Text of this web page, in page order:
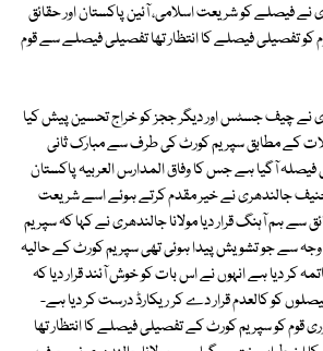
فیصلے کو شریعت اسلامی، آئین پاکستان اور حقائق
کو تفصیلی فیصلے کا انتظار تھا تفصیلی فیصلے سے قوم
نے چیف جسٹس اور دیگر ججز کو خراج تحسین پیش کیا
کے مطابق سپریم کورٹ کی طرف سے مبارک ثانی
آگیا ہے جس کا وفاق المدارس العربیہ پاکستان
جالندھری نے خیر مقدم کرتے ہوئے اسے شریعت
سے ہم آہنگ قرار دیا مولانا جالندھری نے کہا کہ سپریم
سے جو تشویش پیدا ہوئی تھی سپریم کورٹ کے حالیہ
کر دیا ہے انہوں نے اس بات کو خوش آئند قرار دیا کہ
کو کالعدم قرار دے کر ریکارڈ درست کر دیا ہے-
قوم کو سپریم کورٹ کے تفصیلی فیصلے کا انتظار تھا